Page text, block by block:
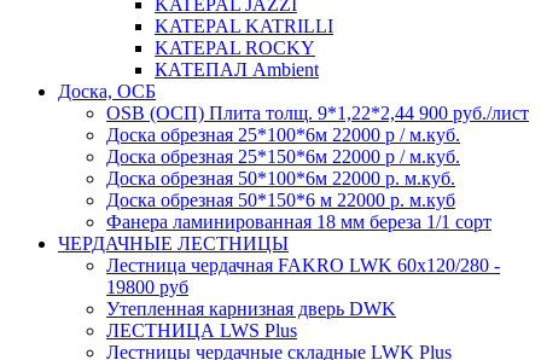
KATEPAL JAZZI
KATEPAL KATRILLI
KATEPAL ROCKY
КАТЕПАЛ Ambient
Доска, ОСБ
OSB (ОСП) Плита толщ. 9*1,22*2,44 900 руб./лист
Доска обрезная 25*100*6м 22000 р / м.куб.
Доска обрезная 25*150*6м 22000 р / м.куб.
Доска обрезная 50*100*6м 22000 р. м.куб.
Доска обрезная 50*150*6 м 22000 р. м.куб
Фанера ламинированная 18 мм береза 1/1 сорт
ЧЕРДАЧНЫЕ ЛЕСТНИЦЫ
Лестница чердачная FAKRO LWK 60х120/280 -
19800 руб
Утепленная карнизная дверь DWK
ЛЕСТНИЦА LWS Plus
Лестницы чердачные складные LWK Plus